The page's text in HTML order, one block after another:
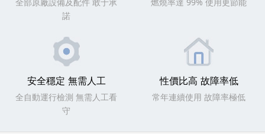
諾
安全穩定 無需人工
全自動運行檢測 無需人工看
守
性價比高 故障率低
常年連續使用 故障率極低